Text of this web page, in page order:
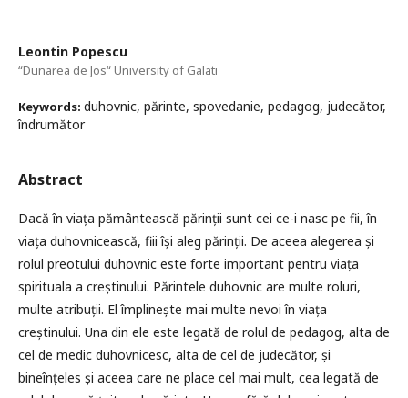
Leontin Popescu
“Dunarea de Jos“ University of Galati
Keywords: duhovnic, părinte, spovedanie, pedagog, judecător,
îndrumător
Abstract
Dacă în viața pământească părinții sunt cei ce-i nasc pe fii, în
viața duhovnicească, fiii își aleg părinții. De aceea alegerea și
rolul preotului duhovnic este forte important pentru viața
spirituala a creștinului. Părintele duhovnic are multe roluri,
multe atribuții. El împlinește mai multe nevoi în viața
creștinului. Una din ele este legată de rolul de pedagog, alta de
cel de medic duhovnicesc, alta de cel de judecător, și
bineînțeles și aceea care ne place cel mai mult, cea legată de